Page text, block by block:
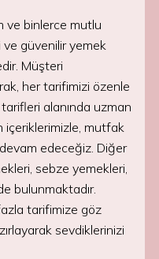
ve binlerce mutlu
ve güvenilir yemek
Müşteri
her tarifimizi özenle
alanında uzman
içeriklerimizle, mutfak
edeceğiz. Diğer
sebze yemekleri,
bulunmaktadır.
tarifimize göz
sevdiklerinizi